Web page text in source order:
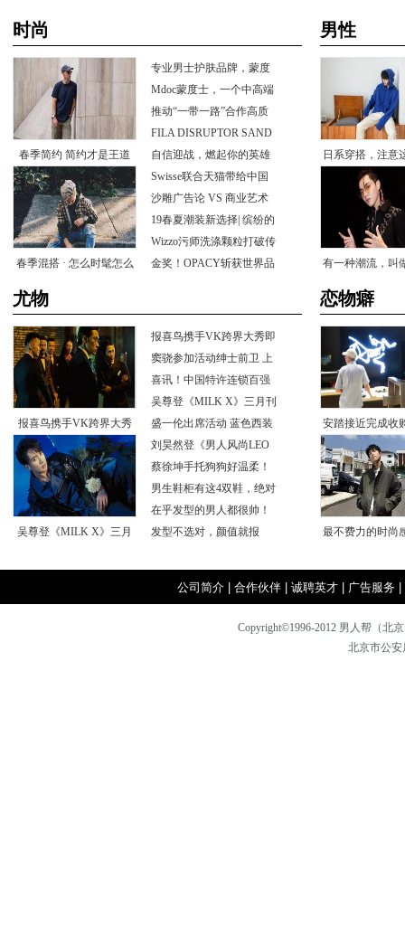
时尚
春季简约简约才是王道
轻松应
春季混搭·怎么时髦怎么
专业男士护肤品牌，蒙度
士载誉14
Mdoc蒙度士，一个中高端
的韩国男
推动“一带一路”合作高质
量发展
FILADISRUPTORSAND
ALS演绎夏日
自信迎战，燃起你的英雄
战力！
Swisse联合天猫带给中国
消费者更
沙雕广告论VS商业艺术
论，景甜
19春夏潮装新选择|缤纷的
Henry
Wizzo污师洗涤颗粒打破传
统，重
金奖！OPACY斩获世界品
男性
日系穿搭，注意
穿出清爽
有一种潮流，叫
的穿搭
尤物
报喜鸟携手VK跨界大秀
即将掀起正
吴尊登《MILKX》三月
报喜鸟携手VK跨界大秀即
将掀起正
窦骁参加活动绅士前卫上
演西装
喜讯！中国特许连锁百强
榜新鲜出
吴尊登《MILKX》三月刊
封面印
盛一伦出席活动蓝色西装
简约绅
刘昊然登《男人风尚LEO
N》封面
蔡徐坤手托狗狗好温柔！
男生鞋柜有这4双鞋，绝对
是潮男
在乎发型的男人都很帅！
发型不选对，颜值就报
恋物癖
安踏接近完成收
体育
最不费力的时尚
公司简介| 合作伙伴| 诚聘英才| 广告服务|
Copyright©1996-2012男人帮（北
北京市公安